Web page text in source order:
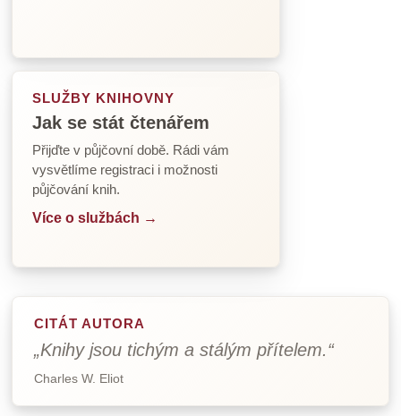
SLUŽBY KNIHOVNY
Jak se stát čtenářem
Přijďte v půjčovní době. Rádi vám
vysvětlíme registraci i možnosti
půjčování knih.
Více o službách →
CITÁT AUTORA
„Knihy jsou tichým a stálým přítelem.“
Charles W. Eliot